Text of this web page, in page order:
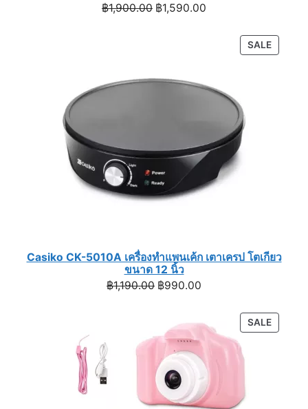
฿1,900.00 Original
฿1,590.00
฿1,590.00.
SALE
ON
Casiko CK-5010A เครื่องทำแพนเค้ก เตาเครป โตเกียว
ขนาด 12 นิ้ว
฿1,190.00 Original
฿1,190.00.
฿990.00
฿990.00.
SALE
ON